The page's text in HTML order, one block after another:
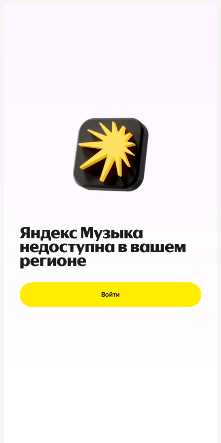
Яндекс Музыка
недоступна в вашем
регионе
Войти